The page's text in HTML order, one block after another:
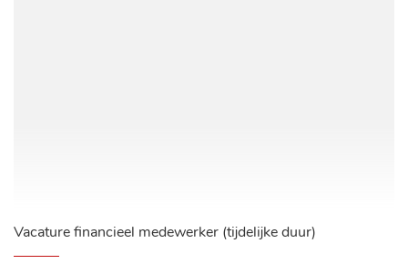
Vacature financieel medewerker (tijdelijke duur)